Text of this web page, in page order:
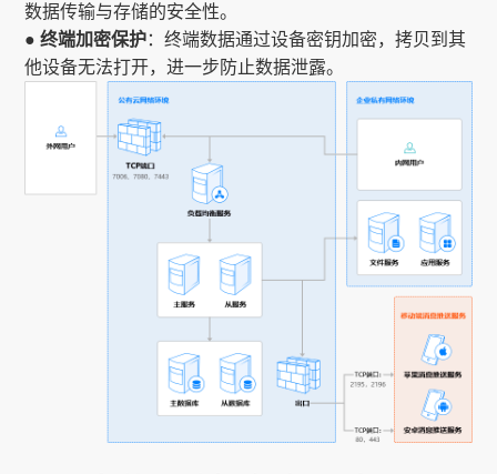
数据传输与存储的安全性。
● 终端加密保护：终端数据通过设备密钥加密，拷贝到其
他设备无法打开，进一步防止数据泄露。